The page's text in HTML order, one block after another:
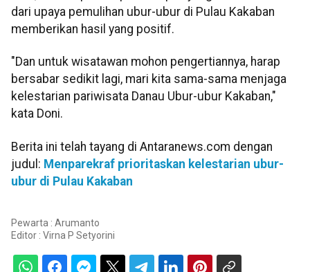
dari upaya pemulihan ubur-ubur di Pulau Kakaban
memberikan hasil yang positif.
"Dan untuk wisatawan mohon pengertiannya, harap
bersabar sedikit lagi, mari kita sama-sama menjaga
kelestarian pariwisata Danau Ubur-ubur Kakaban,"
kata Doni.
Berita ini telah tayang di Antaranews.com dengan
judul: Menparekraf prioritaskan kelestarian ubur-
ubur di Pulau Kakaban
Pewarta : Arumanto
Editor : Virna P Setyorini